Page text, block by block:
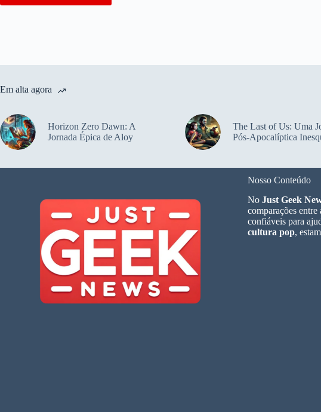
Em alta agora
Horizon Zero Dawn: A
Jornada Épica de Aloy
The Last of Us: Uma
Pós-Apocalíptica
Nosso Conteúdo
No Just Geek
comparações
confiáveis para
cultura pop,